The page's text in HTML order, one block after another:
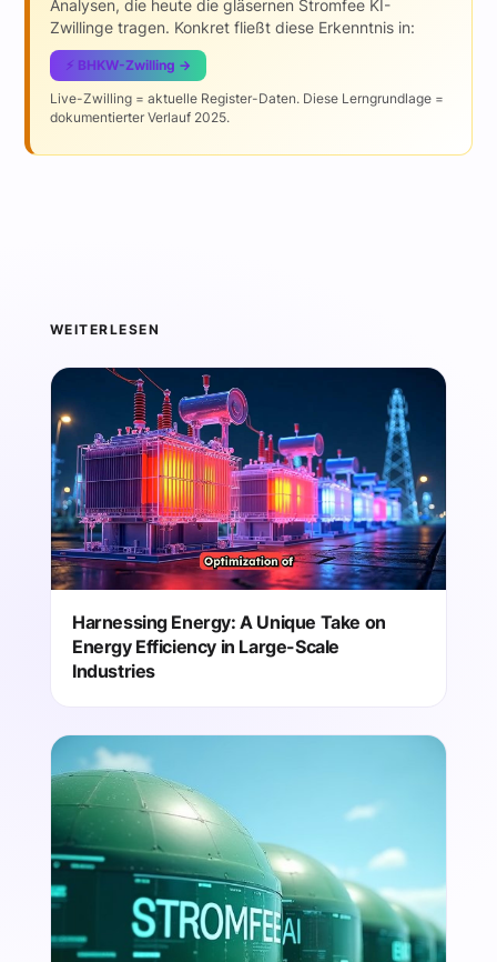
Analysen, die heute die gläsernen Stromfee KI-
Zwillinge tragen. Konkret fließt diese Erkenntnis in:
⚡ BHKW-Zwilling →
Live-Zwilling = aktuelle Register-Daten. Diese Lerngrundlage =
dokumentierter Verlauf 2025.
WEITERLESEN
Harnessing Energy: A Unique Take on
Energy Efficiency in Large-Scale
Industries